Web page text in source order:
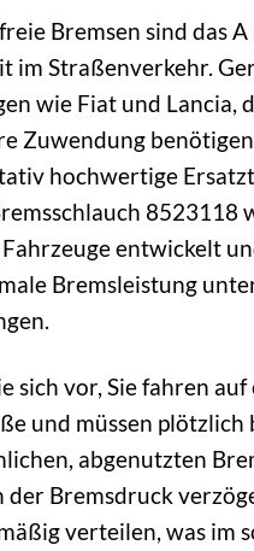
Bremsen sind das
im Straßenverkehr.
wie Fiat und Lancia,
Zuwendung
hochwertige
8523118
entwickelt
Bremsleistung
sich vor, Sie fahren
und müssen plötzlich
abgenutzten
der Bremsdruck
verteilen, was im